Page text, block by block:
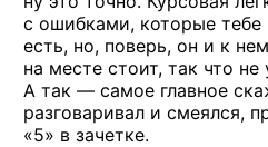
с ошибками, которые
есть, но, поверь, он и к
на месте стоит, так что
А так — самое главное
разговаривал и смеялся,
«5» в зачетке.